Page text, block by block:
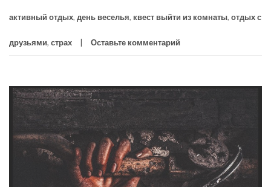
активный отдых, день веселья, квест выйти из комнаты, отдых с
друзьями, страх Оставьте комментарий